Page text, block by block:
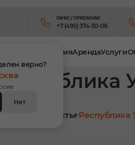
ОФИС / ПРИЕМНАЯ:
+7 (495) 374-50-06
верно?
Нет
ПродукцияАрендаУслуги
Контакты Республика